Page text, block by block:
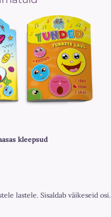
kleepsud
lastele. Sisaldab väikeseid osi.